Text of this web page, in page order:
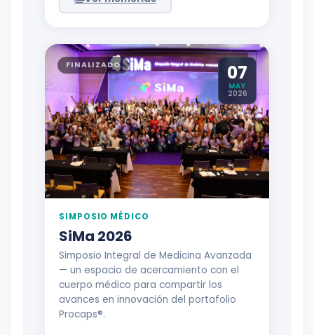
FINALIZADO 07
MAY
2026
SIMPOSIO MÉDICO
SiMa 2026
Simposio Integral de Medicina Avanzada
— un espacio de acercamiento con el
cuerpo médico para compartir los
avances en innovación del portafolio
Procaps®.